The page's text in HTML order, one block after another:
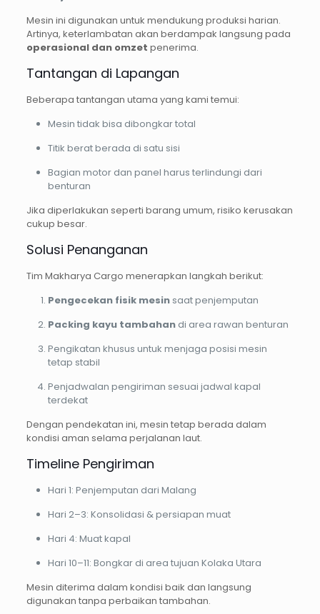
Mesin ini digunakan untuk mendukung produksi harian.
Artinya, keterlambatan akan berdampak langsung pada
operasional dan omzet penerima.
Tantangan di Lapangan
Beberapa tantangan utama yang kami temui:
Mesin tidak bisa dibongkar total
Titik berat berada di satu sisi
Bagian motor dan panel harus terlindungi dari
benturan
Jika diperlakukan seperti barang umum, risiko kerusakan
cukup besar.
Solusi Penanganan
Tim Makharya Cargo menerapkan langkah berikut:
Pengecekan fisik mesinsaat penjemputan
Packing kayu tambahandi area rawan benturan
Pengikatan khusus untuk menjaga posisi mesin
tetap stabil
Penjadwalan pengiriman sesuai jadwal kapal
terdekat
Dengan pendekatan ini, mesin tetap berada dalam
kondisi aman selama perjalanan laut.
Timeline Pengiriman
Hari 1: Penjemputan dari Malang
Hari 2–3: Konsolidasi & persiapan muat
Hari 4: Muat kapal
Hari 10–11: Bongkar di area tujuan Kolaka Utara
Mesin diterima dalam kondisi baik dan langsung
digunakan tanpa perbaikan tambahan.